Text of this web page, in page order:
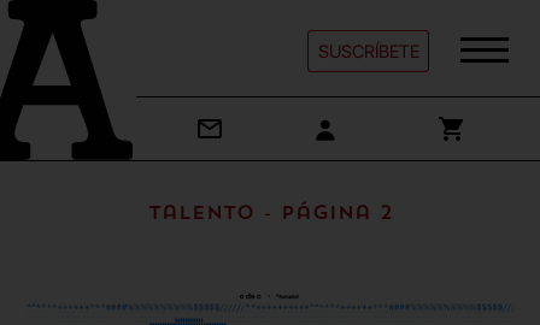
SUSCRÍBETE
Talento - Página 2